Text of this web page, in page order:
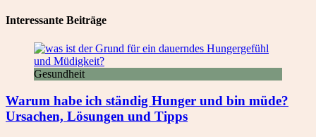
Interessante Beiträge
Gesundheit
Warum habe ich ständig Hunger und bin müde?
Ursachen, Lösungen und Tipps